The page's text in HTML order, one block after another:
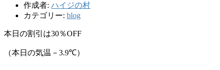
作成者: ハイジの村
カテゴリー: blog
本日の割引は30％OFF
（本日の気温－3.9℃）